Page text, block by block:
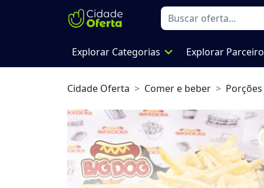
Explorar Categorias expand_more Explorar
Cidade Oferta Comer e beber Porções